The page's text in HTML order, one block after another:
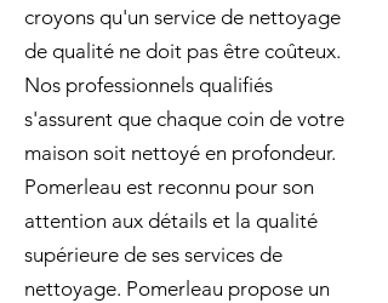
croyons qu'un service de nettoyage
de qualité ne doit pas être coûteux.
Nos professionnels qualifiés
s'assurent que chaque coin de votre
maison soit nettoyé en profondeur.
Pomerleau est reconnu pour son
attention aux détails et la qualité
supérieure de ses services de
nettoyage. Pomerleau propose un